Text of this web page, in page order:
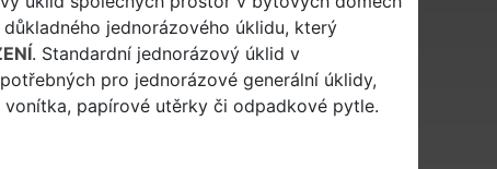
jednorázového úklidu, který
. Standardní jednorázový úklid v
pro jednorázové generální úklidy,
papírové utěrky či odpadkové pytle.